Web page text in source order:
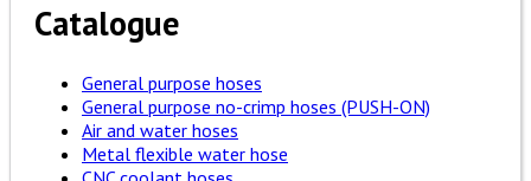
Catalogue
General purpose hoses
General purpose no-crimp hoses (PUSH-ON)
Air and water hoses
Metal flexible water hose